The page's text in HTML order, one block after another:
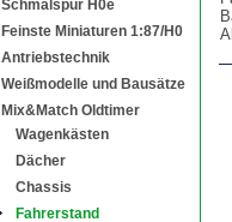
Schmalspur H0e
Feinste Miniaturen 1:87/H0
Antriebstechnik
Weißmodelle und Bausätze
Mix&Match Oldtimer
Wagenkästen
Dächer
Chassis
Fahrerstand